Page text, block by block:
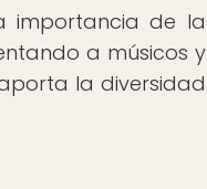
importancia de la
a músicos y
la diversidad